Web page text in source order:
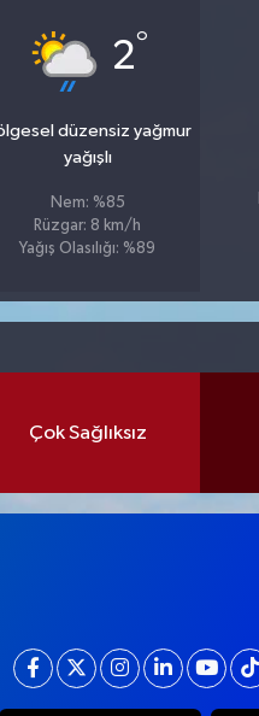
2°
düzensiz yağmur
yağışlı
Nem: %85
Rüzgar: 8 km/h
Yağış Olasılığı: %89
Çok Sağlıksız